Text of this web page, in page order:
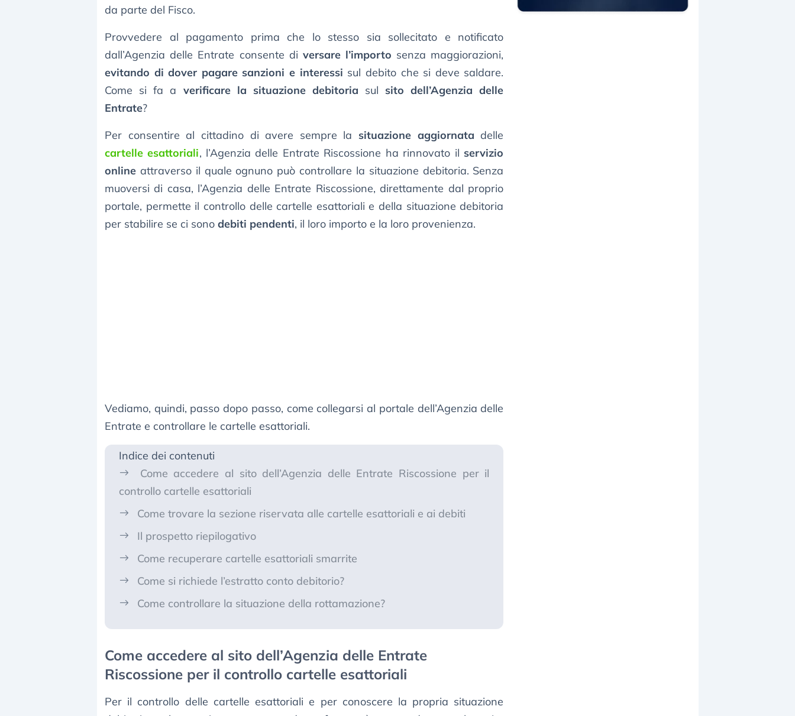
da parte del Fisco.
Provvedere al pagamento prima che lo stesso sia sollecitato e notificato
dall’Agenzia delle Entrate consente di versare l’importo senza maggiorazioni,
evitando di dover pagare sanzioni e interessi sul debito che si deve saldare.
Come si fa a verificare la situazione debitoria sul sito dell’Agenzia delle
Entrate?
Per consentire al cittadino di avere sempre la situazione aggiornata delle
cartelle esattoriali, l’Agenzia delle Entrate Riscossione ha rinnovato il servizio
online attraverso il quale ognuno può controllare la situazione debitoria. Senza
muoversi di casa, l’Agenzia delle Entrate Riscossione, direttamente dal proprio
portale, permette il controllo delle cartelle esattoriali e della situazione debitoria
per stabilire se ci sono debiti pendenti, il loro importo e la loro provenienza.
Vediamo, quindi, passo dopo passo, come collegarsi al portale dell’Agenzia delle
Entrate e controllare le cartelle esattoriali.
Indice dei contenuti
Come accedere al sito dell’Agenzia delle Entrate Riscossione per il
controllo cartelle esattoriali
Come trovare la sezione riservata alle cartelle esattoriali e ai debiti
Il prospetto riepilogativo
Come recuperare cartelle esattoriali smarrite
Come si richiede l’estratto conto debitorio?
Come controllare la situazione della rottamazione?
Come accedere al sito dell’Agenzia delle Entrate
Riscossione per il controllo cartelle esattoriali
Per il controllo delle cartelle esattoriali e per conoscere la propria situazione